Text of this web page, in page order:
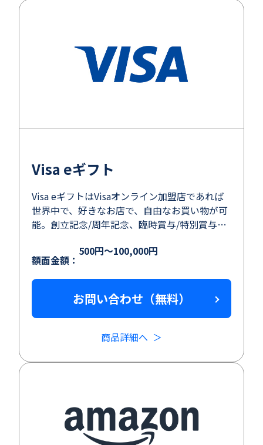
Visa eギフト
Visa eギフトはVisaオンライン加盟店であれば
世界中で、好きなお店で、自由なお買い物が可
能。創立記念/周年記念、臨時賞与/特別賞与等
にも誰にでも喜ばれるギフトコード！
額面金額：
500円～100,000円
お問い合わせ（無料）
商品詳細へ